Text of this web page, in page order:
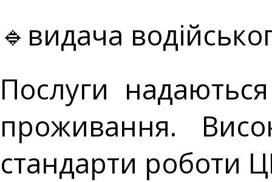
🔹видача
Послуги
проживання.
стандарти роботи